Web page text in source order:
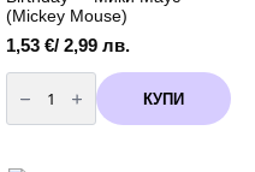
(Mickey Mouse)
1,53 €/ 2,99 лв.
количество
за
Топер
за
КУПИ